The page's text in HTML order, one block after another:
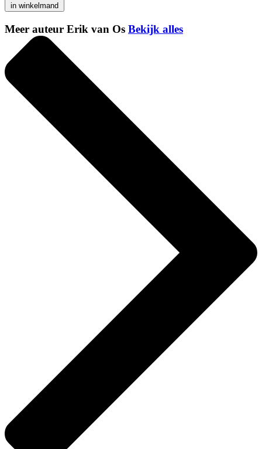
in winkelmand
Meer auteur Erik van Os Bekijk alles